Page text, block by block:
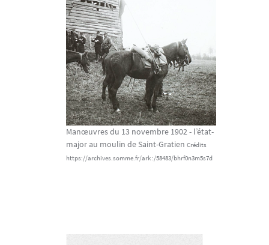
Manœuvres du 13 novembre 1902 - l’état-
major au moulin de Saint-Gratien Crédits
https://archives.somme.fr/ark :/58483/bhrf0n3m5s7d